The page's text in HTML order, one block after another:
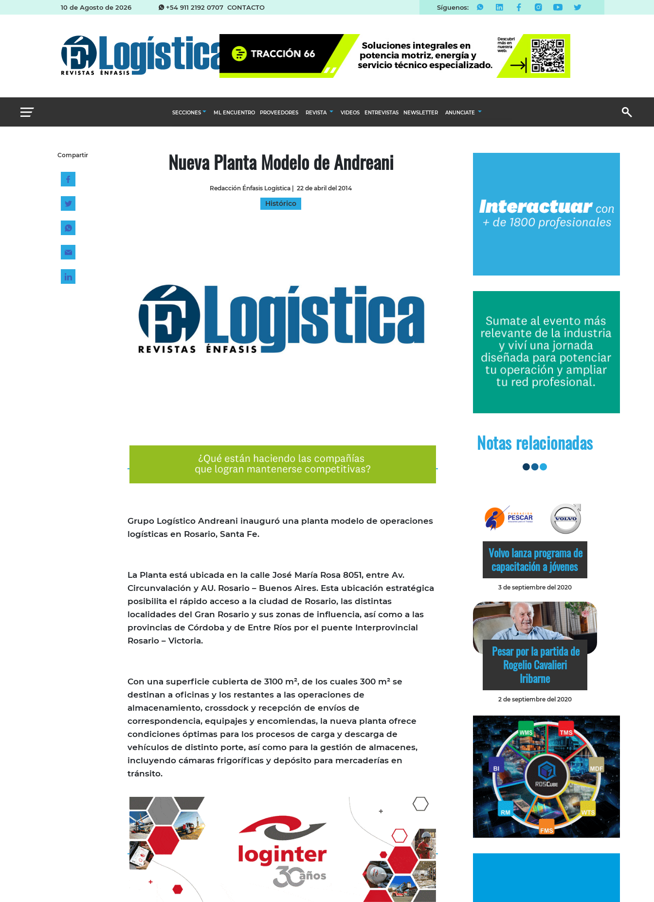
10 de Agosto de 2026 +54 911 2192 0707 CONTACTO Síguenos:
SECCIONES
Almacenes e inventarios
Logística y distribución
ML ENCUENTRO PROVEEDORES REVISTA VIDEOS ENTREVISTAS NEWSLETTER ANUNCIATE
Email Marketing
Compartir Nueva Planta Modelo de Andreani
Redacción Énfasis Logística 22 de abril del 2014
Histórico
Grupo Logístico Andreani inauguró una planta modelo de operaciones
logísticas en Rosario, Santa Fe.
La Planta está ubicada en la calle José María Rosa 8051, entre Av.
Circunvalación y AU. Rosario – Buenos Aires. Esta ubicación estratégica
posibilita el rápido acceso a la ciudad de Rosario, las distintas
localidades del Gran Rosario y sus zonas de influencia, así como a las
provincias de Córdoba y de Entre Ríos por el puente Interprovincial
Rosario – Victoria.
Con una superficie cubierta de 3100 m², de los cuales 300 m² se
destinan a oficinas y los restantes a las operaciones de
almacenamiento, crossdock y recepción de envíos de
correspondencia, equipajes y encomiendas, la nueva planta ofrece
condiciones óptimas para los procesos de carga y descarga de
vehículos de distinto porte, así como para la gestión de almacenes,
incluyendo cámaras frigoríficas y depósito para mercaderías en
tránsito.
Notas relacionadas
Volvo lanza programa de
capacitación a jóvenes
3 de septiembre del 2020
Pesar por la partida de
Rogelio Cavalieri
Iribarne
2 de septiembre del 2020